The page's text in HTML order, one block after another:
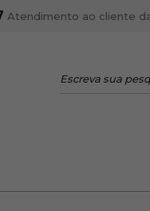
LOGIN
Atendimento ao cliente